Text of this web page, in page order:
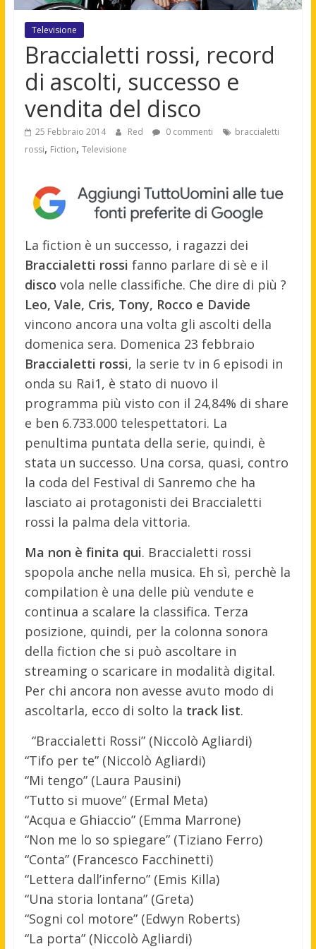
Televisione
Braccialetti rossi, record
di ascolti, successo e
vendita del disco
25 Febbraio 2014 Red 0 commenti
braccialetti
rossi, Fiction, Televisione
La fiction è un successo, i ragazzi dei
Braccialetti rossi fanno parlare di sè e il
disco vola nelle classifiche. Che dire di più ?
Leo, Vale, Cris, Tony, Rocco e Davide
vincono ancora una volta gli ascolti della
domenica sera. Domenica 23 febbraio
Braccialetti rossi, la serie tv in 6 episodi in
onda su Rai1, è stato di nuovo il
programma più visto con il 24,84% di share
e ben 6.733.000 telespettatori. La
penultima puntata della serie, quindi, è
stata un successo. Una corsa, quasi, contro
la coda del Festival di Sanremo che ha
lasciato ai protagonisti dei Braccialetti
rossi la palma dela vittoria.
Ma non è finita qui. Braccialetti rossi
spopola anche nella musica. Eh sì, perchè la
compilation è una delle più vendute e
continua a scalare la classifica. Terza
posizione, quindi, per la colonna sonora
della fiction che si può ascoltare in
streaming o scaricare in modalità digital.
Per chi ancora non avesse avuto modo di
ascoltarla, ecco di solto la track list.
“Braccialetti Rossi” (Niccolò Agliardi)
“Tifo per te” (Niccolò Agliardi)
“Mi tengo” (Laura Pausini)
“Tutto si muove” (Ermal Meta)
“Acqua e Ghiaccio” (Emma Marrone)
“Non me lo so spiegare” (Tiziano Ferro)
“Conta” (Francesco Facchinetti)
“Lettera dall’inferno” (Emis Killa)
“Una storia lontana” (Greta)
“Sogni col motore” (Edwyn Roberts)
“La porta” (Niccolò Agliardi)